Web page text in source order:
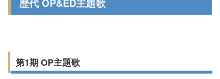
第1期 OP主題歌